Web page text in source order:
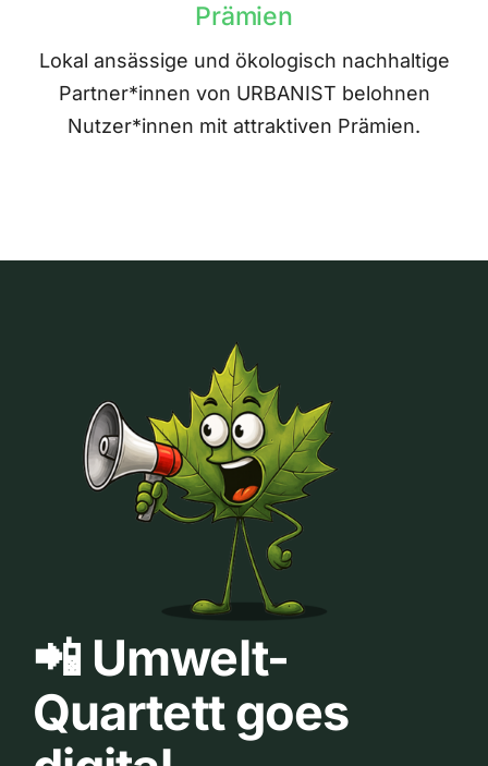
Prämien
Lokal ansässige und ökologisch nachhaltige
Partner*innen von URBANIST belohnen
Nutzer*innen mit attraktiven Prämien.
📲 Umwelt-
Quartett goes